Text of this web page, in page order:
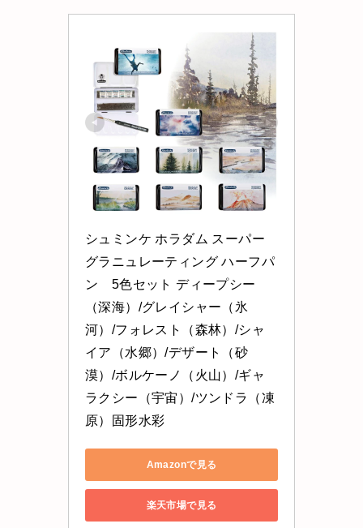
シュミンケ ホラダム スーパー
グラニュレーティング ハーフパ
ン　5色セット ディープシー
（深海）/グレイシャー（氷
河）/フォレスト（森林）/シャ
イア（水郷）/デザート（砂
漠）/ボルケーノ（火山）/ギャ
ラクシー（宇宙）/ツンドラ（凍
原）固形水彩
Amazonで見る
楽天市場で見る